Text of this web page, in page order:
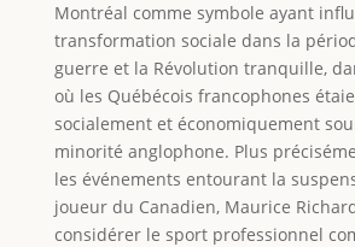
Montréal comme symbole ayant
transformation sociale dans la
guerre et la Révolution tranquille,
où les Québécois francophones
socialement et économiquement
minorité anglophone. Plus
les événements entourant la
joueur du Canadien, Maurice
considérer le sport professionnel